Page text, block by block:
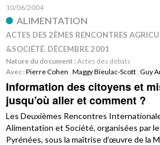
10/06/2004
ALIMENTATION
ACTES DES 2ÈMES RENCONTRES
&SOCIÉTÉ. DÉCEMBRE 2001
Nature du document :Actes des débats
Avec :Pierre Cohen , Maggy Bieulac-Scott , Guy
Information des citoyens et
jusqu’où aller et comment ?
Les Deuxièmes Rencontres
Alimentation et Société, organisées par
Pyrénées, sous la maîtrise d’œuvre de la